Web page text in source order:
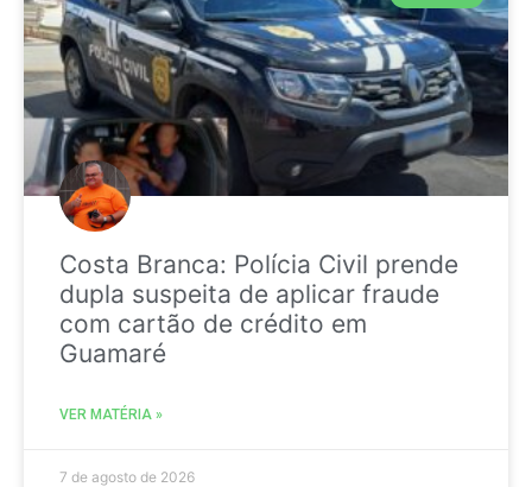
Costa Branca: Polícia Civil prende
dupla suspeita de aplicar fraude
com cartão de crédito em
Guamaré
VER MATÉRIA »
7 de agosto de 2026